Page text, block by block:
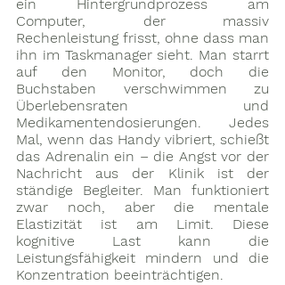
ein Hintergrundprozess am
Computer, der massiv
Rechenleistung frisst, ohne dass man
ihn im Taskmanager sieht. Man starrt
auf den Monitor, doch die
Buchstaben verschwimmen zu
Überlebensraten und
Medikamentendosierungen. Jedes
Mal, wenn das Handy vibriert, schießt
das Adrenalin ein – die Angst vor der
Nachricht aus der Klinik ist der
ständige Begleiter. Man funktioniert
zwar noch, aber die mentale
Elastizität ist am Limit. Diese
kognitive Last kann die
Leistungsfähigkeit mindern und die
Konzentration beeinträchtigen.